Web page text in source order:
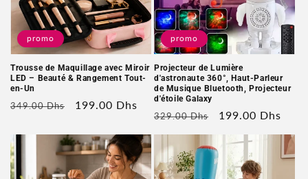
promo
Trousse de Maquillage avec Miroir
LED – Beauté & Rangement Tout-
en-Un
Prix
349.00 Dhs
Prix
199.00 Dhs
promo
Projecteur de Lumière
d'astronaute 360°, Haut-Parleur
de Musique Bluetooth, Projecteur
d'étoile Galaxy
Prix
329.00 Dhs
Prix
199.00 Dhs